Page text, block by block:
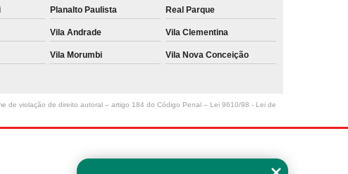
Planalto Paulista Real Parque
Vila Andrade Vila Clementina
Vila Morumbi Vila Nova Conceição
de violação de direito autoral – artigo 184 do Código Penal – Lei 9610/98 - Lei de